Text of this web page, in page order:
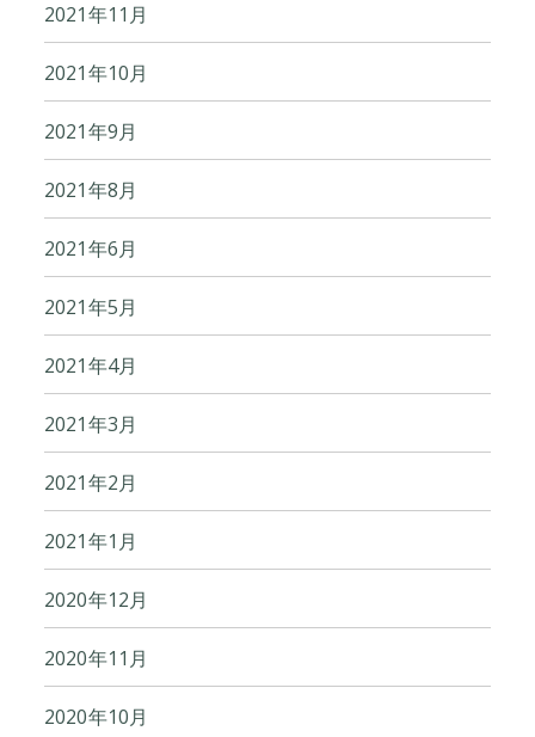
2021年11月
2021年10月
2021年9月
2021年8月
2021年6月
2021年5月
2021年4月
2021年3月
2021年2月
2021年1月
2020年12月
2020年11月
2020年10月